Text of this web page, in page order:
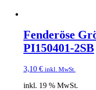
Fenderöse
PI150401-2SB
3,10 € inkl. MwSt.
inkl. 19 % MwSt.